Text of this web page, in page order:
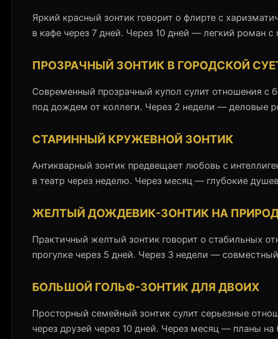
Яркий красный зонтик говорит о флирте с
в кафе через 7 дней. Через 10 дней — легкий роман
ПРОЗРАЧНЫЙ ЗОНТИК В ГОРОДСКОЙ
Современный прозрачный купол сулит отношения
под дождем от коллеги. Через 2 недели — деловые
СТАРИННЫЙ КРУЖЕВНОЙ ЗОНТИК
Антикварный зонтик предвещает любовь с
в театр через неделю. Через месяц — глубокие
ЖЕЛТЫЙ ДОЖДЕВИК-ЗОНТИК НА
Практичный желтый зонтик говорит о стабильных
прогулке через 5 дней. Через 3 недели —
БОЛЬШОЙ ГОЛЬФ-ЗОНТИК ДЛЯ ДВОИХ
Просторный семейный зонтик сулит серьезные
через друзей через 10 дней. Через месяц — планы на